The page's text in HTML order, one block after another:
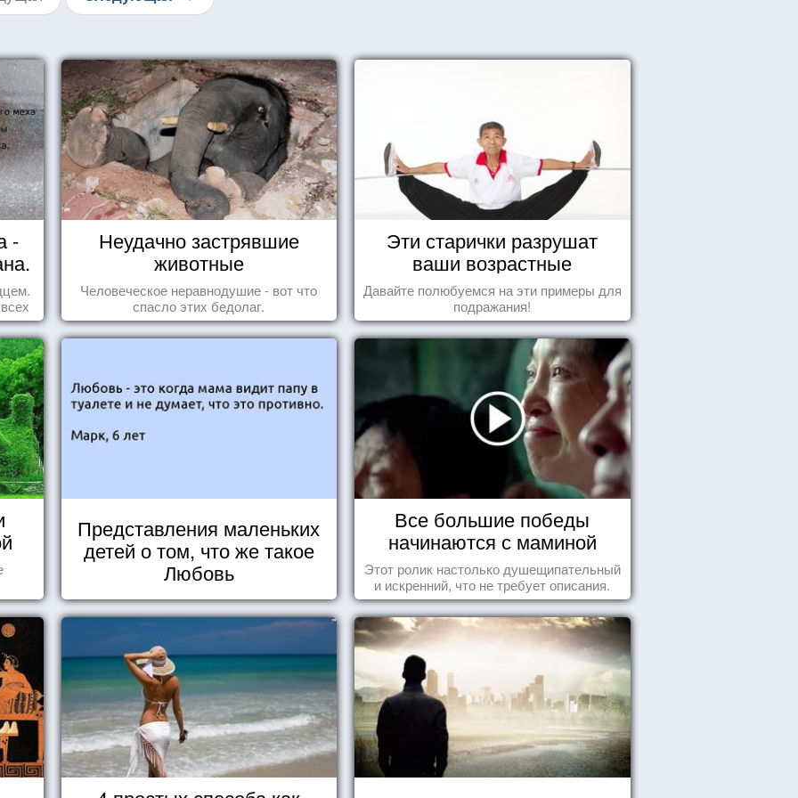
-
Неудачно застрявшие
животные
Человеческое неравнодушие - вот что
спасло этих бедолаг.
Эти старички разрушат
ваши возрастные
стереотипы
Давайте полюбуемся на эти примеры для
подражания!
Представления маленьких
детей о том, что же такое
Любовь
Все большие победы
начинаются с маминой
колыбели
Этот ролик настолько душещипательный
и искренний, что не требует описания.